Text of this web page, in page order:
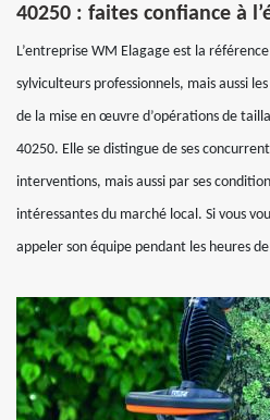
40250 : faites confiance à
L’entreprise WM Elagage est la
sylviculteurs professionnels, mais aussi
de la mise en œuvre d’opérations de
40250. Elle se distingue de ses
interventions, mais aussi par ses
intéressantes du marché local. Si vous
appeler son équipe pendant les heures